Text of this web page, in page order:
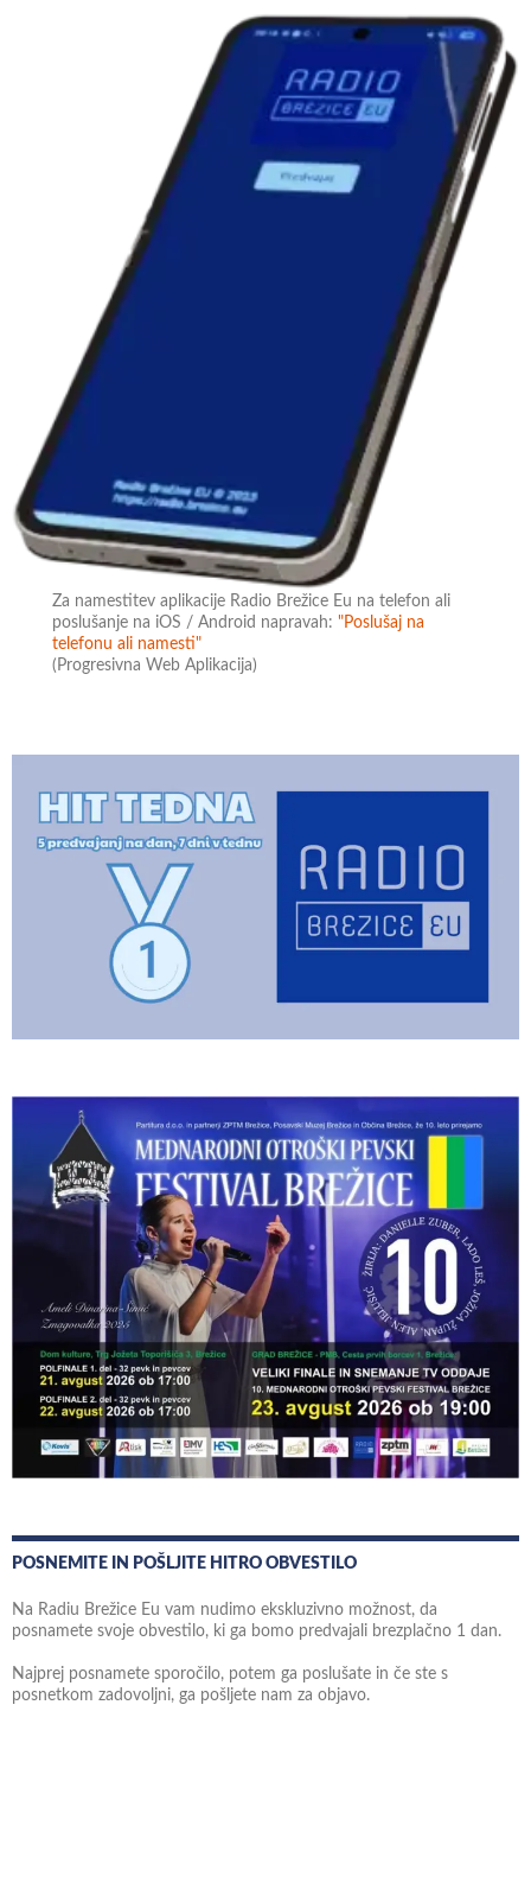
Za namestitev aplikacije Radio Brežice Eu na telefon ali
poslušanje na iOS / Android napravah:"Poslušaj na
telefonu ali namesti"
(Progresivna Web Aplikacija)
POSNEMITE IN POŠLJITE HITRO OBVESTILO
Na Radiu Brežice Eu vam nudimo ekskluzivno možnost, da
posnamete svoje obvestilo, ki ga bomo predvajali brezplačno 1 dan.
Najprej posnamete sporočilo, potem ga poslušate in če ste s
posnetkom zadovoljni, ga pošljete nam za objavo.